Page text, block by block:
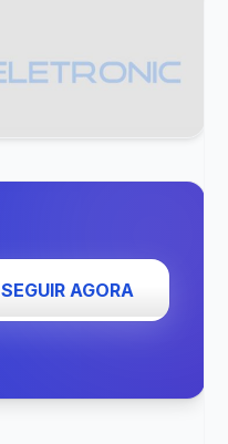
SEGUIR AGORA